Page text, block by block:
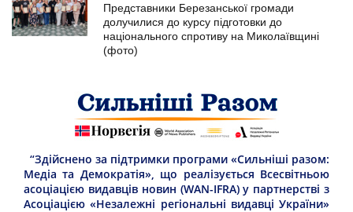
Представники Березанської громади
долучилися до курсу підготовки до
національного спротиву на Миколаївщині
(фото)
“Здійснено за підтримки програми «Сильніші разом:
Медіа та Демократія», що реалізується Всесвітньою
асоціацією видавців новин (WAN-IFRA) у партнерстві з
Асоціацією «Незалежні регіональні видавці України»